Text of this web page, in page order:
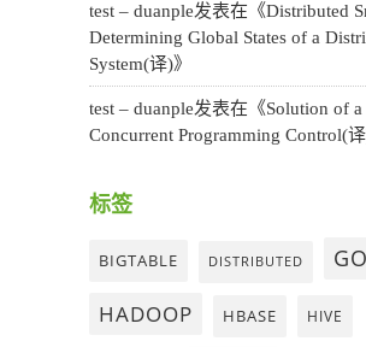
test – duanple发表在《Distributed
Determining Global States of a
System(译)》
test – duanple发表在《Solution of
Concurrent Programming Control(
标签
BIGTABLE DISTRIBUTED
HADOOP HBASE HIVE